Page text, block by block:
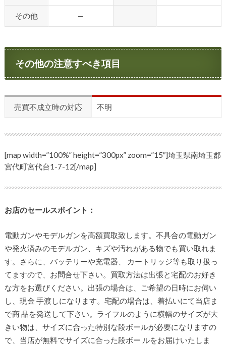
その他 —
その他の注意すべき項目
売買不成立時の対応 不明
[map width=”100%” height=”300px” zoom=”15″]埼玉県南埼玉郡
宮代町宮代台1-7-12[/map]
お店のセールスポイント：
電動ガンやモデルガンを高額買取致します。不具合の電動ガン
や発火済みのモデルガン、キズや汚れがある物でも買い取れま
す。さらに、バッテリーや充電器、 カートリッジ等も取り扱っ
てますので、お問合せ下さい。買取方法は出張と宅配のお好き
な方をお選びください。出張の場合は、ご希望の日時にお伺い
し、現金 手渡しになります。宅配の場合は、着払いにて当店ま
で商 品を発送して下さい。ライフルのように横幅のサイズが大
きい物は、サイズに合った特別な段ボールが必要になりますの
で、当店が無料でサイズに合った段ボー ルをお届けいたしま